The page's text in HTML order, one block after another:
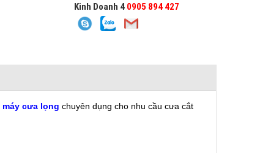
Kinh Doanh 4 0905 894 427
máy cưa lọng chuyên dụng cho nhu cầu cưa cắt